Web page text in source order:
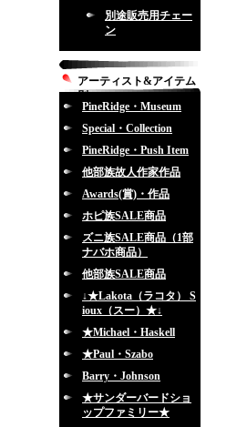
別途販売用チェー
ン
アーティスト&アイテム
別
PineRidge・Museum
Special・Collection
PineRidge・Push Item
他部族故人作家作品
Awards(賞)・作品
ホピ族SALE商品
ズニ族SALE商品（1部
ナバホ商品）
他部族SALE商品
↓★Lakota（ラコタ） S
ioux（スー）★↓
★Michael・Haskell
★Paul・Szabo
Barry・Johnson
★サンダーバードショ
ップファミリー★